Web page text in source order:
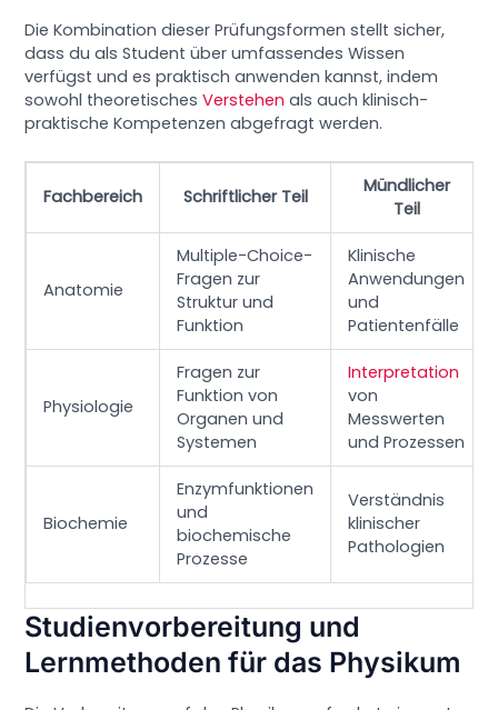
Die Kombination dieser Prüfungsformen stellt sicher,
dass du als Student über umfassendes Wissen
verfügst und es praktisch anwenden kannst, indem
sowohl theoretischesVerstehen als auch klinisch-
praktische Kompetenzen abgefragt werden.
Fachbereich Schriftlicher Teil
Mündlicher
Teil
Anatomie
Multiple-Choice-
Fragen zur
Struktur und
Funktion
Klinische
Anwendungen
und
Patientenfälle
Physiologie
Fragen zur
Funktion von
Organen und
Systemen
Interpretation
von
Messwerten
und Prozessen
Biochemie
Enzymfunktionen
und
biochemische
Prozesse
Verständnis
klinischer
Pathologien
Studienvorbereitung und
Lernmethoden für das Physikum